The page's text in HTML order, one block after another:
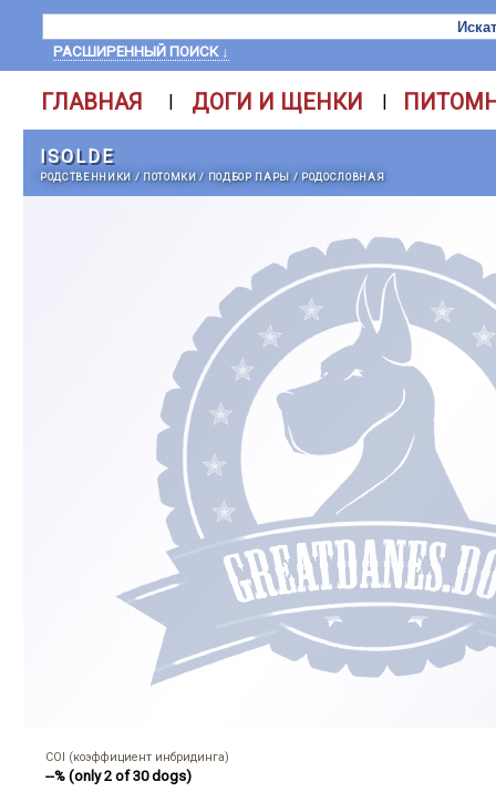
РАСШИРЕННЫЙ ПОИСК ↓
ГЛАВНАЯ | ДОГИ И ЩЕНКИ |
ISOLDE
РОДСТВЕННИКИ / ПОТОМКИ/ ПОДБОР ПАРЫ / РОДОСЛОВНАЯ
COI (коэффициент инбридинга)
--% (only 2 of 30 dogs)